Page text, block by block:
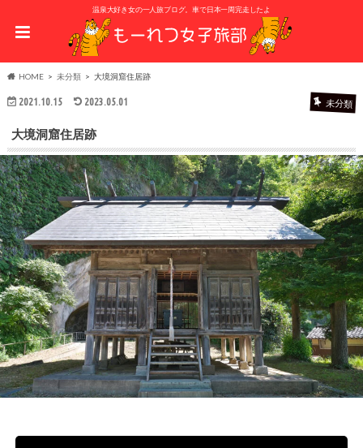
温泉大好き女の一人旅ブログ。車で日本一周完走したよ
HOME 未分類 大境洞窟住居跡
2021.10.15 2023.05.01 未分類
大境洞窟住居跡